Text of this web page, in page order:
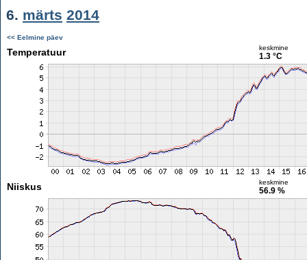
6. märts 2014
<< Eelmine päev
Temperatuur keskmine
1.3 °C
Niiskus keskmine
56.9 %